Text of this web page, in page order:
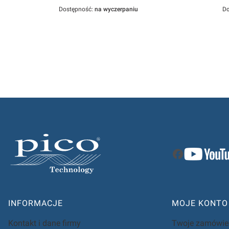
Dostępność: na wyczerpaniu
Linki w stopce
INFORMACJE
Kontakt i dane firmy
MOJE KONTO
Twoje